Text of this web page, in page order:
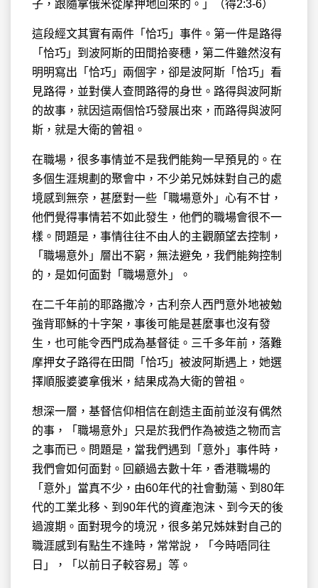
子，跟隨拿俄米從摩押地回來的。」（得2:3-6）
這段經文其實有兩件「恰巧」事件。第一件是路得
「恰巧」到波阿斯的田間拾麥穗，第二件雖然沒有
明明寫出「恰巧」兩個字，卻是波阿斯「恰巧」看
見路得，並對僕人查問路得的身世。路得與波阿斯
的故事，就因這兩個恰巧發展出來，而路得與波阿
斯，就是大衛的曾祖。
在職場，很多事情並不是我們能夠一早預見的。在
多個生涯規劃的聚會中，不少弟兄姊妹對自己的處
境感到無奈，甚麼對一些「職場意外」心有不甘，
他們覺得事情若不如此發生，他們的職場會很不一
樣。問題是，事情往往不由人的主觀願望去控制，
「職場意外」層出不窮，無法避免，我們能夠控制
的，是如何面對「職場意外」。
在二千年前的耶路撒冷，古利奈人西門意外地被勉
強背耶穌的十字架，事後可能是甚麼事也沒有發
生，也可能令西門成為基督徒。三千多年前，落難
摩押女子路得在田間「恰巧」被波阿斯遇上，她選
擇順服婆婆拿俄米，結果成為大衛的曾祖。
想深一層，基督信仰相信在創造主面前並沒有偶然
的事，「職場意外」只是於我們作為被造之物而言
之事而已。問題是，當我們遇到「意外」事件時，
我們會如何面對。回顧過去數十年，香港職場的
「意外」當真不少，由60年代的社會動蕩、到80年
代的工業北移、到90年代的資產泡沫、到今天的後
過渡期。面對現今的境況，很多弟兄姊妹對自己的
職涯感到有點生不逢時，常常說，「今時唔同往
日」，「以前日子較容易」等。